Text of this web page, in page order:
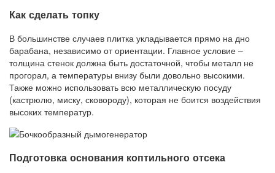
Как сделать топку
В большинстве случаев плитка укладывается прямо на дно
барабана, независимо от ориентации. Главное условие –
толщина стенок должна быть достаточной, чтобы металл не
прогорал, а температуры внизу были довольно высокими.
Также можно использовать всю металлическую посуду
(кастрюлю, миску, сковороду), которая не боится воздействия
высоких температур.
Подготовка основания коптильного отсека